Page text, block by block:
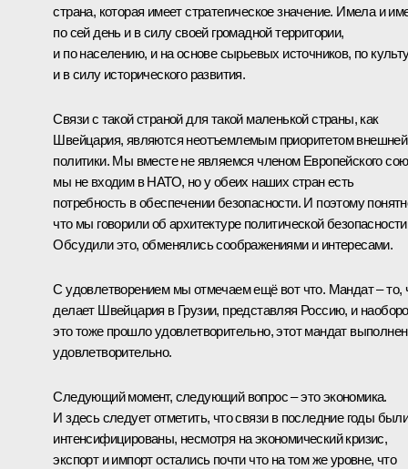
страна, которая имеет стратегическое значение. Имела и
по сей день и в силу своей громадной территории,
и по населению, и на основе сырьевых источников, по
и в силу исторического развития.
Связи с такой страной для такой маленькой страны, как
Швейцария, являются неотъемлемым приоритетом внешней
политики. Мы вместе не являемся членом Европейского
мы не входим в НАТО, но у обеих наших стран есть
потребность в обеспечении безопасности. И поэтому
что мы говорили об архитектуре политической
Обсудили это, обменялись соображениями и интересами.
С удовлетворением мы отмечаем ещё вот что. Мандат – то,
делает Швейцария в Грузии, представляя Россию, и
это тоже прошло удовлетворительно, этот мандат выполнен
удовлетворительно.
Следующий момент, следующий вопрос – это экономика.
И здесь следует отметить, что связи в последние годы
интенсифицированы, несмотря на экономический кризис,
экспорт и импорт остались почти что на том же уровне, что